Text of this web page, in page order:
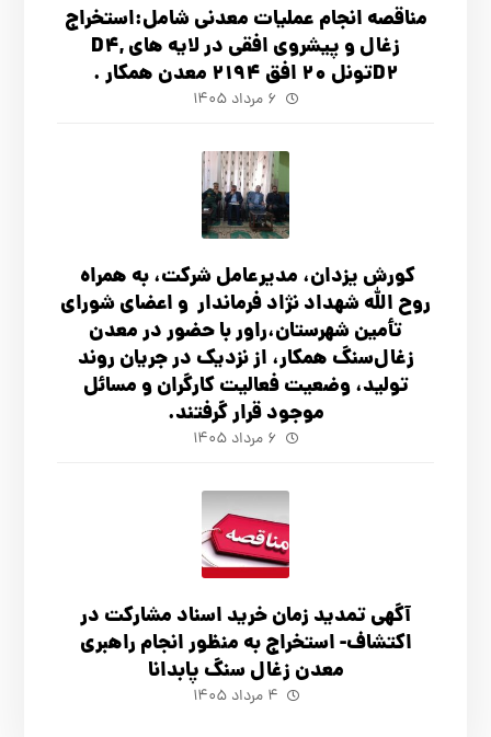
مناقصه انجام عملیات معدنی شامل:استخراج
زغال و پیشروی افقی در لایه های D4,
D2تونل 20 افق 2194 معدن همکار .
۶ مرداد ۱۴۰۵
کورش یزدان، مدیرعامل شرکت، به همراه
روح الله شهداد نژاد فرماندار و اعضای شورای
تأ‌مین شهرستان،راور با حضور در معدن
زغال‌سنگ همکار، از نزدیک در جریان روند
تولید، وضعیت فعالیت کارگران و مسائل
موجود قرار گرفتند.
۶ مرداد ۱۴۰۵
آگهي تمدید زمان خرید اسناد مشارکت در
اکتشاف- استخراج به منظور انجام راهبری
معدن زغال سنگ پابدانا
۴ مرداد ۱۴۰۵